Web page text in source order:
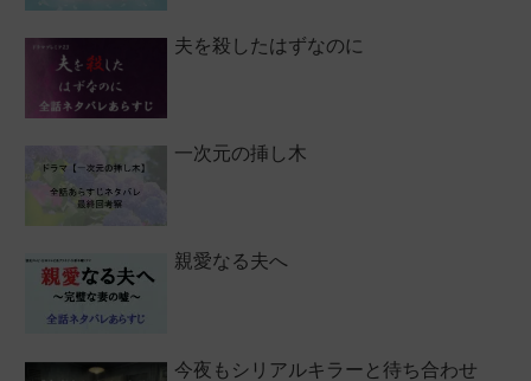
夫を殺したはずなのに
一次元の挿し木
親愛なる夫へ
今夜もシリアルキラーと待ち合わせ